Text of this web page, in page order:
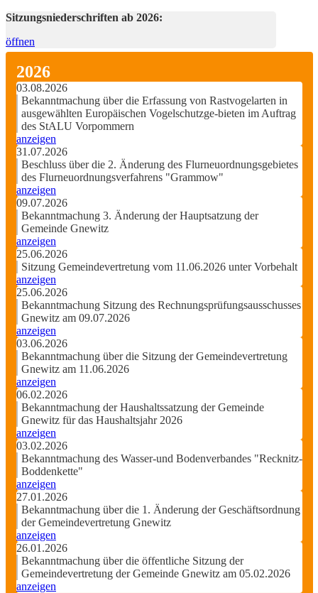
Sitzungsniederschriften ab 2026:
öffnen
2026
03.08.2026
Bekanntmachung über die Erfassung von Rastvogelarten in
ausgewählten Europäischen Vogelschutzge-bieten im Auftrag
des StALU Vorpommern
anzeigen
31.07.2026
Beschluss über die 2. Änderung des Flurneuordnungsgebietes
des Flurneuordnungsverfahrens "Grammow"
anzeigen
09.07.2026
Bekanntmachung 3. Änderung der Hauptsatzung der
Gemeinde Gnewitz
anzeigen
25.06.2026
Sitzung Gemeindevertretung vom 11.06.2026 unter Vorbehalt
anzeigen
25.06.2026
Bekanntmachung Sitzung des Rechnungsprüfungsausschusses
Gnewitz am 09.07.2026
anzeigen
03.06.2026
Bekanntmachung über die Sitzung der Gemeindevertretung
Gnewitz am 11.06.2026
anzeigen
06.02.2026
Bekanntmachung der Haushaltssatzung der Gemeinde
Gnewitz für das Haushaltsjahr 2026
anzeigen
03.02.2026
Bekanntmachung des Wasser-und Bodenverbandes "Recknitz-
Boddenkette"
anzeigen
27.01.2026
Bekanntmachung über die 1. Änderung der Geschäftsordnung
der Gemeindevertretung Gnewitz
anzeigen
26.01.2026
Bekanntmachung über die öffentliche Sitzung der
Gemeindevertretung der Gemeinde Gnewitz am 05.02.2026
anzeigen